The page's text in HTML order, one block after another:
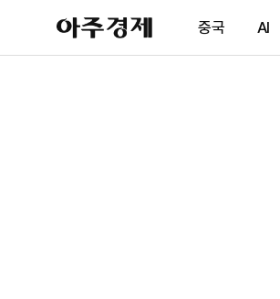
아
주
제
중국 AI